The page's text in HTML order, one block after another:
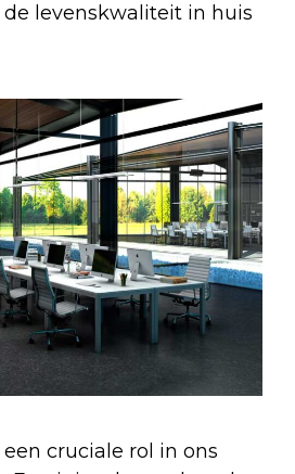
levenskwaliteit in huis
cruciale rol in ons